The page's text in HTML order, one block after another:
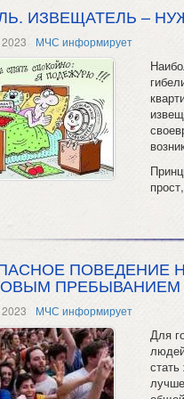
ИЗВЕЩАТЕЛЬ –
МЧС информирует
ПОВЕДЕНИЕ
МЧС информирует
Для